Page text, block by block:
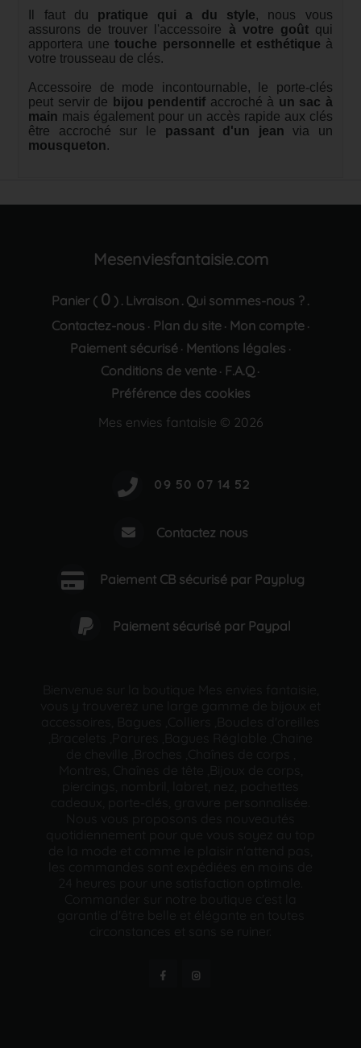
Il faut du pratique qui a du style, nous vous
assurons de trouver l'accessoire à votre goûtqui
apportera unetouche personnelle et esthétique à
votre trousseau de clés.
Accessoire de mode incontournable, le porte-clés
peut servir de bijou pendentif accroché à un sac à
main mais également pour un accès rapide aux clés
être accroché sur le passant d'un jean via un
mousqueton.
Mesenviesfantaisie.com
Panier ( 0 ) . Livraison . Qui sommes-nous ? .
Contactez-nous · Plan du site· Mon compte·
Paiement sécurisé· Mentions légales ·
Conditions de vente · F.A.Q ·
Préférence des cookies
Mes envies fantaisie © 2026
Contactez nous
Paiement CB sécurisé par Payplug
Paiement sécurisé par Paypal